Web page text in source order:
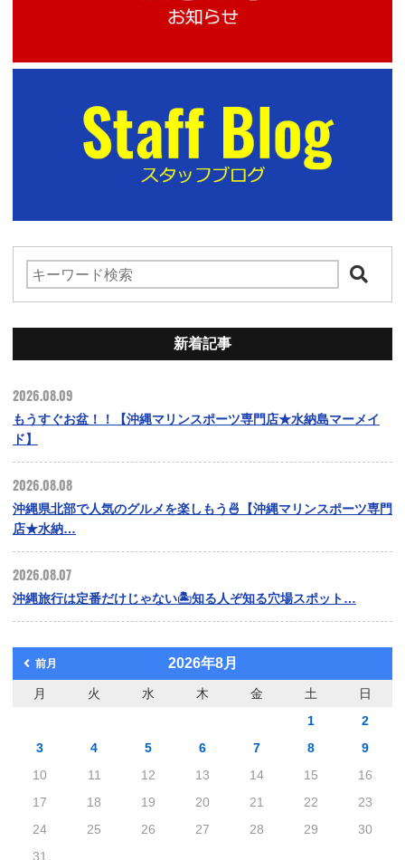
新着記事
2026.08.09
もうすぐお盆！！【沖縄マリンスポーツ専門店★水納島マーメイ
ド】
2026.08.08
沖縄県北部で人気のグルメを楽しもう🍜【沖縄マリンスポーツ専門
店★水納…
2026.08.07
沖縄旅行は定番だけじゃない🏝️知る人ぞ知る穴場スポット…
前月 2026年8月
月 火 水 木 金 土
日
1
2
3
4 5 6 7 8
9
10
11 12 13 14 15
16
17
18 19 20 21 22
23
24
25 26 27 28 29
30
31